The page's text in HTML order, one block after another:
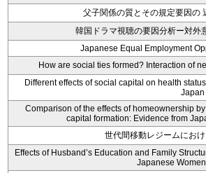
父子関係の質とその規定要因の
韓国ドラマ視聴の要因分析ー対外
Japanese Equal Employment
How are social ties formed? Interaction of
Different effects of social capital on health
Japan
Comparison of the effects of homeownership
capital formation: Evidence from
世代間移動レジームにお
Effects of Husband’s Education and Family
Japanese